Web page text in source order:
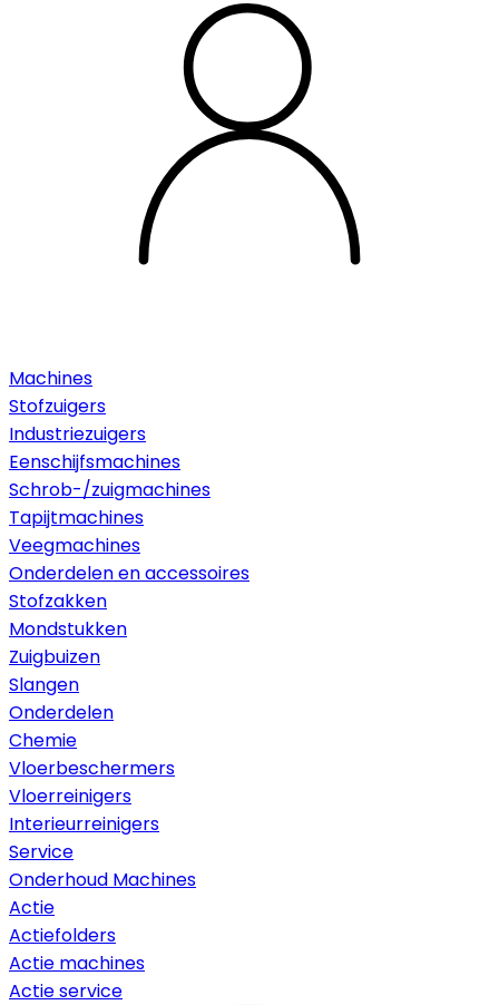
Machines
Stofzuigers
Industriezuigers
Eenschijfsmachines
Schrob-/zuigmachines
Tapijtmachines
Veegmachines
Onderdelen en accessoires
Stofzakken
Mondstukken
Zuigbuizen
Slangen
Onderdelen
Chemie
Vloerbeschermers
Vloerreinigers
Interieurreinigers
Service
Onderhoud Machines
Actie
Actiefolders
Actie machines
Actie service